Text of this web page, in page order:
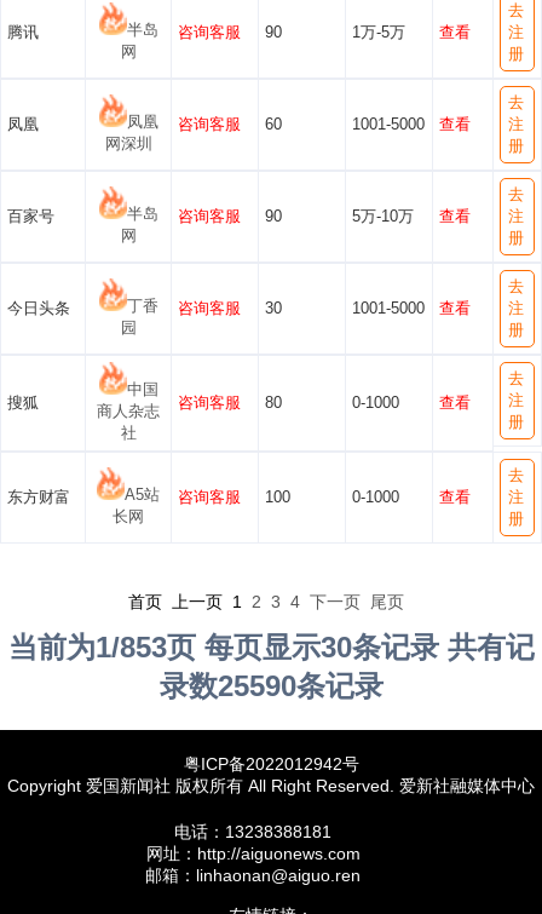
腾讯
半岛
网
咨询客服 90 1万-5万 查看
去
注
册
凤凰
凤凰
网深圳
咨询客服 60 1001-5000 查看
去
注
册
百家号
半岛
网
咨询客服 90 5万-10万 查看
去
注
册
今日头条
丁香
园
咨询客服 30 1001-5000 查看
去
注
册
搜狐
中国
商人杂志
社
咨询客服 80 0-1000 查看
去
注
册
东方财富
A5站
长网
咨询客服 100 0-1000 查看
去
注
册
首页 上一页 1 2 3 4 下一页 尾页
当前为1/853页 每页显示30条记录 共有记
录数25590条记录
粤ICP备2022012942号
Copyright 爱国新闻社 版权所有 All Right Reserved. 爱新社融媒体中心
电话：13238388181
网址：http://aiguonews.com
邮箱：linhaonan@aiguo.ren